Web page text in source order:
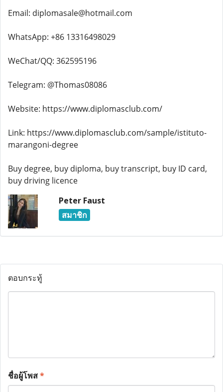
Email: diplomasale@hotmail.com
WhatsApp: +86 13316498029
WeChat/QQ: 362595196
Telegram: @Thomas08086
Website: https://www.diplomasclub.com/
Link: https://www.diplomasclub.com/sample/istituto-
marangoni-degree
Buy degree, buy diploma, buy transcript, buy ID card,
buy driving licence
Peter Faust
สมาชิก
ตอบกระทู้
ชื่อผู้โพส*